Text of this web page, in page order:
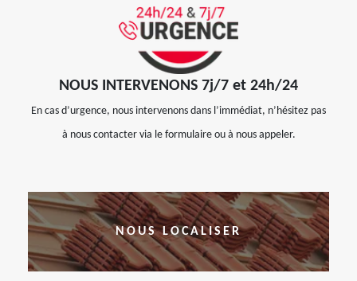
NOUS INTERVENONS 7j/7 et 24h/24
En cas d’urgence, nous intervenons dans l’immédiat, n’hésitez pas
à nous contacter via le formulaire ou à nous appeler.
NOUS LOCALISER